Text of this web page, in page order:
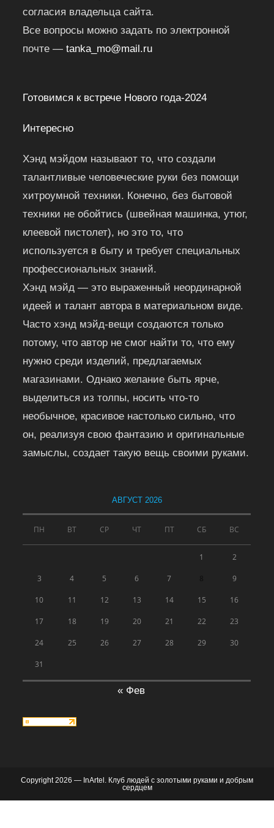
согласия владельца сайта.
Все вопросы можно задать по электронной
почте —tanka_mo@mail.ru
Готовимся к встрече Нового года-2024
Интересно
Хэнд мэйдом называют то, что создали
талантливые человеческие руки без помощи
хитроумной техники. Конечно, без бытовой
техники не обойтись (швейная машинка, утюг,
клеевой пистолет), но это то, что
используется в быту и требует специальных
профессиональных знаний.
Хэнд мэйд — это выраженный неординарной
идеей и талант автора в материальном виде.
Часто хэнд мэйд-вещи создаются только
потому, что автор не смог найти то, что ему
нужно среди изделий, предлагаемых
магазинами. Однако желание быть ярче,
выделиться из толпы, носить что-то
необычное, красивое настолько сильно, что
он, реализуя свою фантазию и оригинальные
замыслы, создает такую вещь своими руками.
АВГУСТ 2026
ПН ВТ СР ЧТ ПТ СБ ВС
1 2
3 4 5 6 7 9
10 11 12 13 14 15 16
17 18 19 20 21 22 23
24 25 26 27 28 29 30
31
« Фев
Copyright 2026 — InArtel. Клуб людей с золотыми руками и добрым
сердцем